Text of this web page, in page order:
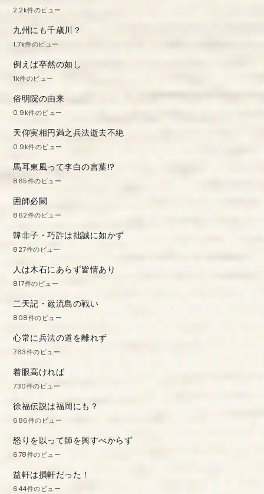
2.2k件のビュー
九州にも千歳川？
1.7k件のビュー
例えば卒然の如し
1k件のビュー
俗明院の由来
0.9k件のビュー
天仰実相円満之兵法逝去不絶
0.9k件のビュー
馬耳東風って李白の言葉!?
865件のビュー
囲師必闕
862件のビュー
韓非子・巧詐は拙誠に如かず
827件のビュー
人は木石にあらず皆情あり
817件のビュー
二天記・巌流島の戦い
808件のビュー
心常に兵法の道を離れず
763件のビュー
着眼高ければ
730件のビュー
徐福伝説は福岡にも？
686件のビュー
怒りを以って師を興すべからず
678件のビュー
益軒は損軒だった！
644件のビュー